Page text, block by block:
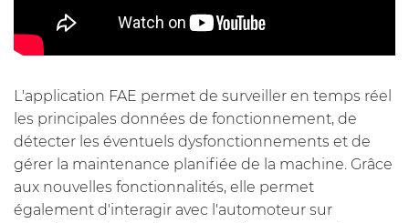
L'application FAE permet de surveiller en temps réel
les principales données de fonctionnement, de
détecter les éventuels dysfonctionnements et de
gérer la maintenance planifiée de la machine. Grâce
aux nouvelles fonctionnalités, elle permet
également d'interagir avec l'automoteur sur